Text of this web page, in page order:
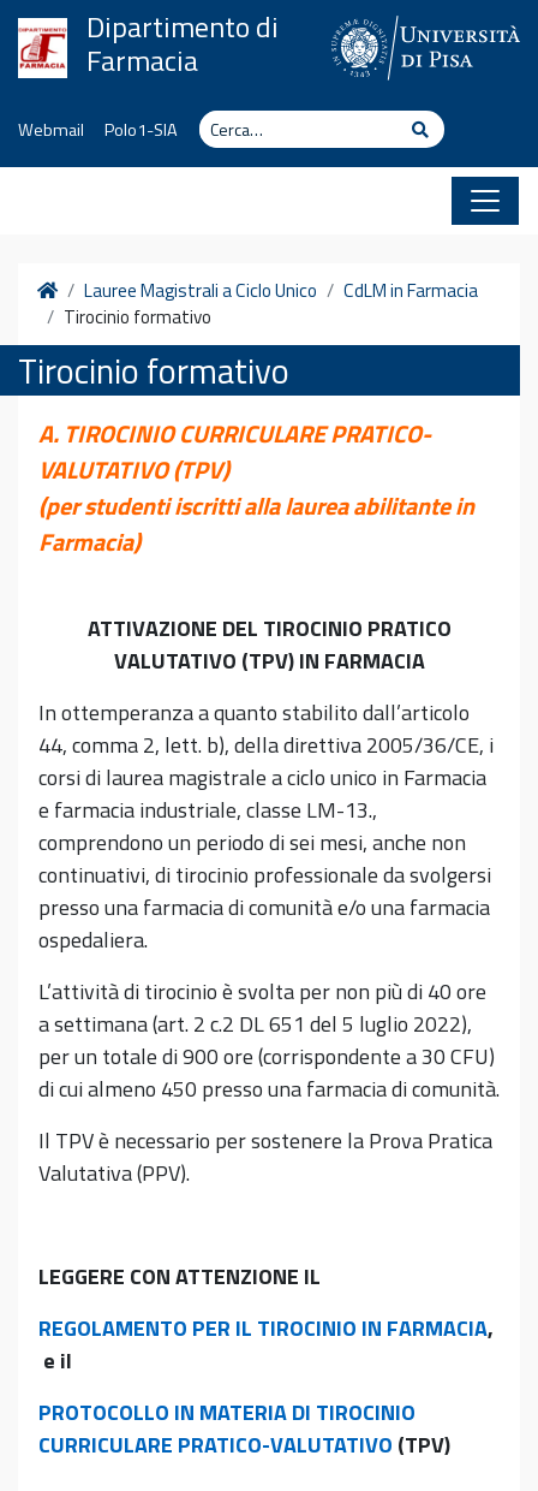
Vai al contenutoDipartimento di
Farmacia
Webmail Polo1-SIA Cerca Cerca
HomeLauree Magistrali a Ciclo Unico
CdLM in Farmacia
Tirocinio formativo
Tirocinio formativo
A. TIROCINIO CURRICULARE PRATICO-
VALUTATIVO (TPV)
(per studenti iscritti alla laurea abilitante in
Farmacia)
ATTIVAZIONE DEL TIROCINIO PRATICO
VALUTATIVO (TPV) IN FARMACIA
In ottemperanza a quanto stabilito dall’articolo
44, comma 2, lett. b), della direttiva 2005/36/CE, i
corsi di laurea magistrale a ciclo unico in Farmacia
e farmacia industriale, classe LM-13.,
comprendono un periodo di sei mesi, anche non
continuativi, di tirocinio professionale da svolgersi
presso una farmacia di comunità e/o una farmacia
ospedaliera.
L’attività di tirocinio è svolta per non più di 40 ore
a settimana (art. 2 c.2 DL 651 del 5 luglio 2022),
per un totale di 900 ore (corrispondente a 30 CFU)
di cui almeno 450 presso una farmacia di comunità.
Il TPV è necessario per sostenere la Prova Pratica
Valutativa (PPV).
LEGGERE CON ATTENZIONE IL
REGOLAMENTO PER IL TIROCINIO IN FARMACIA,
e il
PROTOCOLLO IN MATERIA DI TIROCINIO
CURRICULARE PRATICO-VALUTATIVO (TPV)